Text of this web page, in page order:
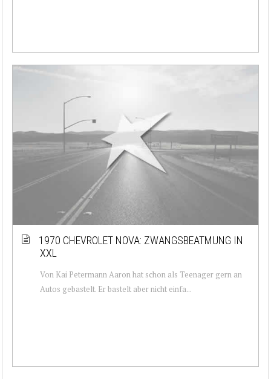
1970 CHEVROLET NOVA: ZWANGSBEATMUNG IN
XXL
Von Kai Petermann Aaron hat schon als Teenager gern an
Autos gebastelt. Er bastelt aber nicht einfa...